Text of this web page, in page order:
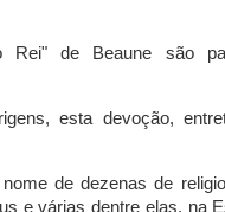
de Beaune são
esta devoção,
de dezenas de
e várias dentre elas, na